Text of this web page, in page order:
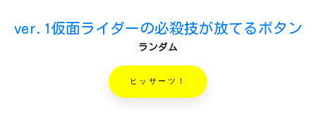
ver.1仮面ライダーの必殺技が放てるボタン
ランダム
ヒッサーツ！